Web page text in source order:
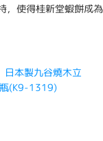
，使得桂新堂蝦餅成為